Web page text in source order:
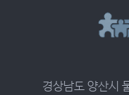
경상남도 양산시